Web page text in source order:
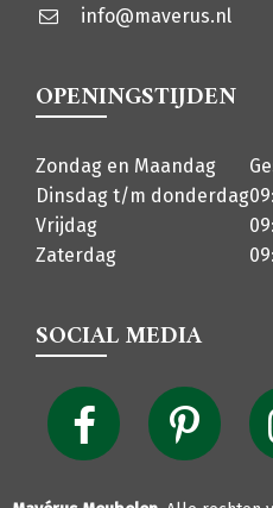
info@maverus.nl
OPENINGSTIJDEN
Zondag en Maandag
Dinsdag t/m donderdag
Vrijdag
Zaterdag
SOCIAL MEDIA